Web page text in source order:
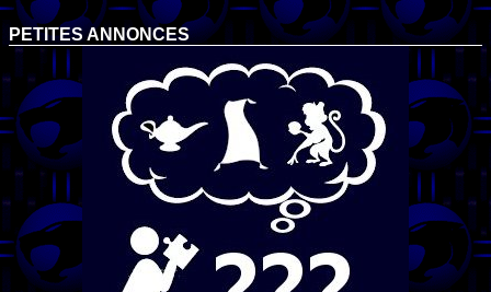
PETITES ANNONCES